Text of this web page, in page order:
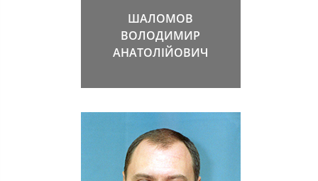
ШАЛОМОВ
ВОЛОДИМИР
АНАТОЛІЙОВИЧ